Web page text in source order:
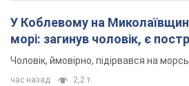
У Коблевому на
морі: загинув чоловік, є
Чоловік, ймовірно, підірвався на
час назад 2,2 т.